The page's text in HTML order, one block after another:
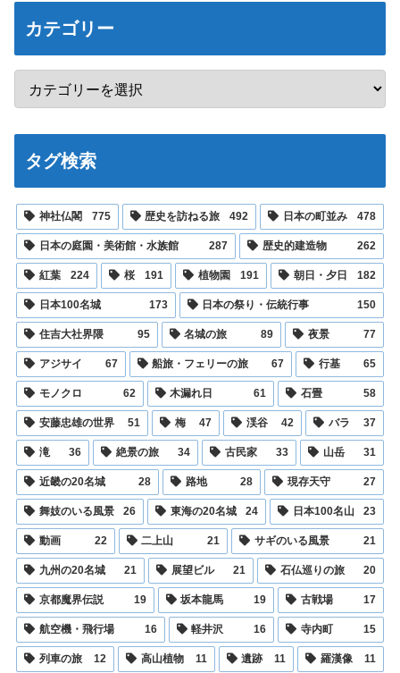
カテゴリー
タグ検索
神社仏閣 775 歴史を訪ねる旅 492 日本の町並み 478
日本の庭園・美術館・水族館 287 歴史的建造物 262
紅葉 224 桜 191 植物園 191 朝日・夕日 182
日本100名城 173 日本の祭り・伝統行事 150
住吉大社界隈 95 名城の旅 89 夜景 77
アジサイ 67 船旅・フェリーの旅 67 行基 65
モノクロ 62 木漏れ日 61 石畳 58
安藤忠雄の世界 51 梅 47 渓谷 42 バラ 37
滝 36 絶景の旅 34 古民家 33 山岳 31
近畿の20名城 28 路地 28 現存天守 27
舞妓のいる風景 26 東海の20名城 24 日本100名山 23
動画 22 二上山 21 サギのいる風景 21
九州の20名城 21 展望ビル 21 石仏巡りの旅 20
京都魔界伝説 19 坂本龍馬 19 古戦場 17
航空機・飛行場 16 軽井沢 16 寺内町 15
列車の旅 12 高山植物 11 遺跡 11 羅漢像 11